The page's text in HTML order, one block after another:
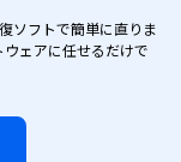
ソフトで簡単に直りま
ェアに任せるだけで